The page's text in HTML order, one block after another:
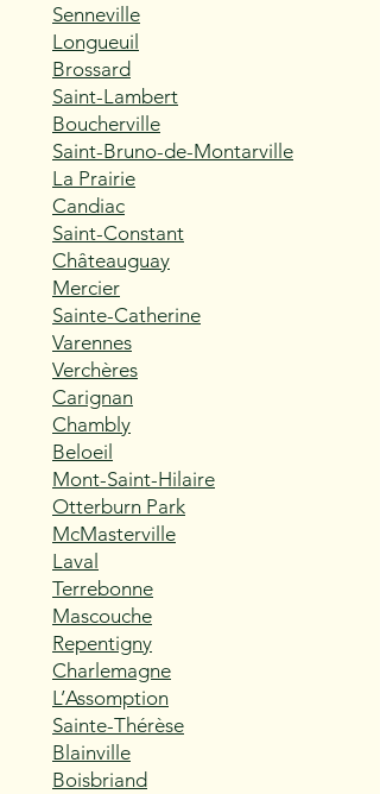
Senneville
Longueuil
Brossard
Saint-Lambert
Boucherville
Saint-Bruno-de-Montarville
La Prairie
Candiac
Saint-Constant
Châteauguay
Mercier
Sainte-Catherine
Varennes
Verchères
Carignan
Chambly
Beloeil
Mont-Saint-Hilaire
Otterburn Park
McMasterville
Laval
Terrebonne
Mascouche
Repentigny
Charlemagne
L’Assomption
Sainte-Thérèse
Blainville
Boisbriand